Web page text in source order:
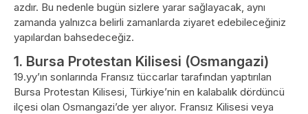
azdır. Bu nedenle bugün sizlere yarar sağlayacak, aynı
zamanda yalnızca belirli zamanlarda ziyaret edebileceğiniz
yapılardan bahsedeceğiz.
1. Bursa Protestan Kilisesi (Osmangazi)
19.yy’ın sonlarında Fransız tüccarlar tarafından yaptırılan
Bursa Protestan Kilisesi, Türkiye’nin en kalabalık dördüncü
ilçesi olan Osmangazi’de yer alıyor. Fransız Kilisesi veya